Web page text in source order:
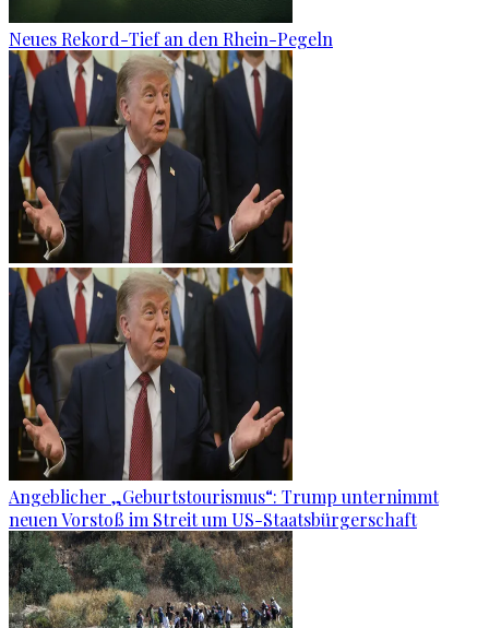
Neues Rekord-Tief an den Rhein-Pegeln
Angeblicher „Geburtstourismus“: Trump unternimmt
neuen Vorstoß im Streit um US-Staatsbürgerschaft